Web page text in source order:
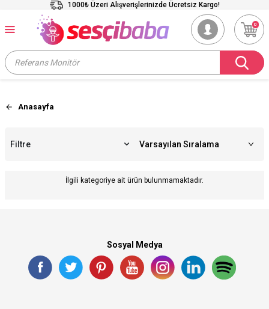
1000₺ Üzeri Alışverişlerinizde Ücretsiz Kargo!
0
Anasayfa
Filtre
İlgili kategoriye ait ürün bulunmamaktadır.
Sosyal Medya